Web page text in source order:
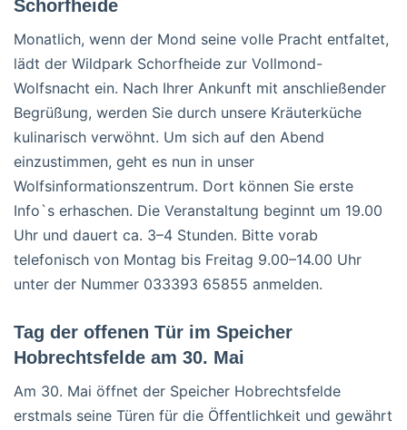
Schorfheide
Monatlich, wenn der Mond seine volle Pracht entfaltet,
lädt der Wildpark Schorfheide zur Vollmond-
Wolfsnacht ein. Nach Ihrer Ankunft mit anschließender
Begrüßung, werden Sie durch unsere Kräuterküche
kulinarisch verwöhnt. Um sich auf den Abend
einzustimmen, geht es nun in unser
Wolfsinformationszentrum. Dort können Sie erste
Info`s erhaschen. Die Veranstaltung beginnt um 19.00
Uhr und dauert ca. 3–4 Stunden. Bitte vorab
telefonisch von Montag bis Freitag 9.00–14.00 Uhr
unter der Nummer 033393 65855 anmelden.
Tag der offenen Tür im Speicher
Hobrechtsfelde am 30. Mai
Am 30. Mai öffnet der Speicher Hobrechtsfelde
erstmals seine Türen für die Öffentlichkeit und gewährt